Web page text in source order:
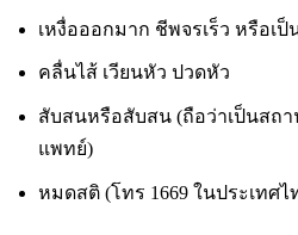
เหงื่อออกมาก ชีพจรเร็ว หรือเป็
คลื่นไส้ เวียนหัว ปวดหัว
สับสนหรือสับสน (ถือว่าเป็นสถ
แพทย์)
หมดสติ (โทร 1669 ในประเทศ